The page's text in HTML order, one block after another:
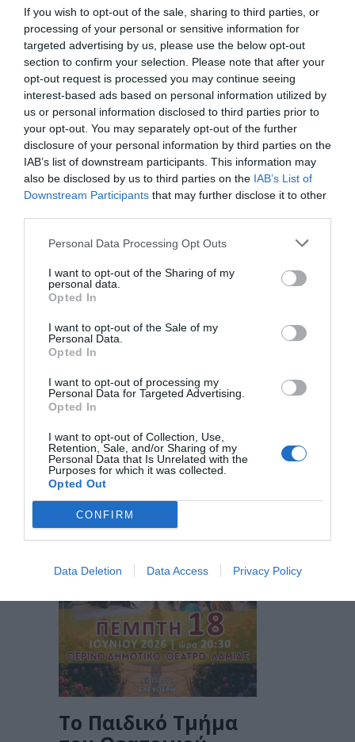
If you wish to opt-out of the sale, sharing to third parties, or
processing of your personal or sensitive information for
targeted advertising by us, please use the below opt-out
section to confirm your selection. Please note that after your
opt-out request is processed you may continue seeing
interest-based ads based on personal information utilized by
us or personal information disclosed to third parties prior to
your opt-out. You may separately opt-out of the further
disclosure of your personal information by third parties on the
IAB’s list of downstream participants. This information may
also be disclosed by us to third parties on the IAB’s List of
Downstream Participants that may further disclose it to other
Personal Data Processing Opt Outs
I want to opt-out of the Sharing of my
personal data.
Opted In
I want to opt-out of the Sale of my
Personal Data.
Opted In
I want to opt-out of processing my
Personal Data for Targeted Advertising.
Opted In
I want to opt-out of Collection, Use,
Retention, Sale, and/or Sharing of my
Personal Data that Is Unrelated with the
Purposes for which it was collected.
Opted Out
CONFIRM
Data Deletion Data Access Privacy Policy
«Ο Ίων» του
Ευριπίδη στο
Κάστρο Λαμίας στις
7 και 8 Ιουλίου
2026.
Το Παιδικό Τμήμα